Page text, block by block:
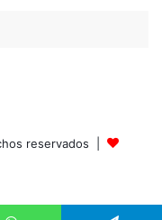
reservados |